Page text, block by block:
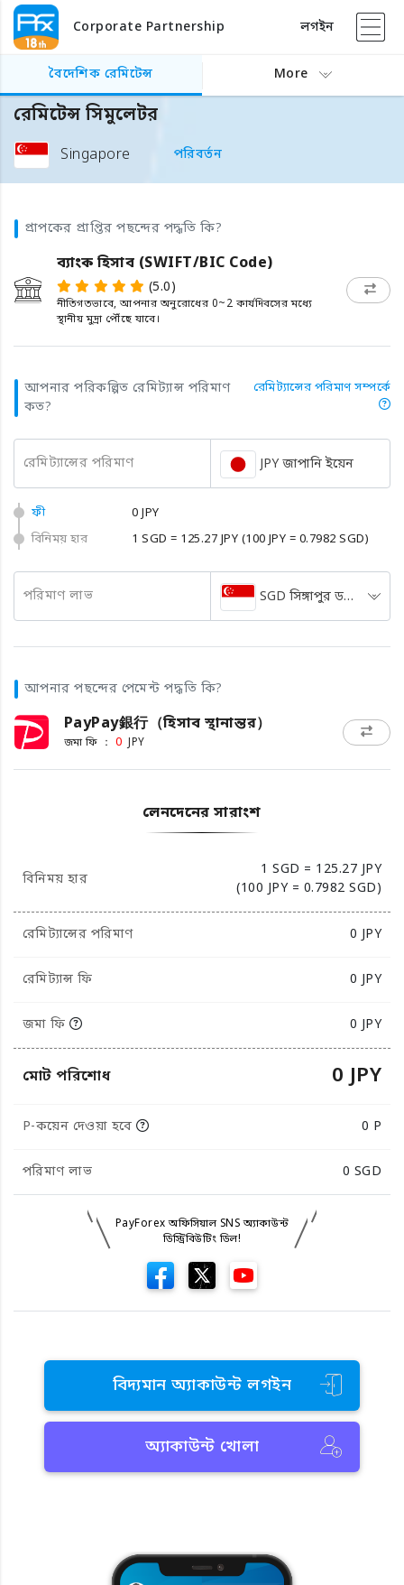
Corporate Partnership লগইন
বৈদেশিক রেমিটেন্স More
রেমিটেন্স সিমুলেটর
Singapore পরিবর্তন
প্রাপকের প্রাপ্তির পছন্দের পদ্ধতি কি?
ব্যাংক হিসাব (SWIFT/BIC Code)
(5.0)
নীতিগতভাবে, আপনার অনুরোধের 0~2 কার্যদিবসের মধ্যে
স্থানীয় মুদ্রা পৌঁছে যাবে।
আপনার পরিকল্পিত রেমিট্যান্স পরিমাণ
কত?
রেমিট্যান্সের পরিমাণ সম্পর্কে
রেমিট্যান্সের পরিমাণ JPY জাপানি ইয়েন
ফী
0 JPY
বিনিময় হার
1 SGD = 125.27 JPY (100 JPY = 0.7982 SGD)
পরিমাণ লাভ SGD সিঙ্গাপুর ডলার
আপনার পছন্দের পেমেন্ট পদ্ধতি কি?
PayPay銀行（হিসাব স্থানান্তর）
জমা ফি ： 0 JPY
লেনদেনের সারাংশ
বিনিময় হার
1 SGD = 125.27 JPY
(100 JPY = 0.7982 SGD)
রেমিট্যান্সের পরিমাণ 0 JPY
রেমিট্যান্স ফি 0 JPY
জমা ফি 0 JPY
মোট পরিশোধ 0 JPY
P-কয়েন দেওয়া হবে 0 P
পরিমাণ লাভ 0 SGD
PayForex অফিসিয়াল SNS অ্যাকাউন্ট
ডিস্ট্রিবিউটিং ডিল!
বিদ্যমান অ্যাকাউন্ট লগইন
অ্যাকাউন্ট খোলা